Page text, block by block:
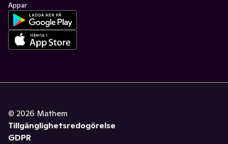
Appar
© 2026 Mathem
Tillgänglighetsredogörelse
GDPR